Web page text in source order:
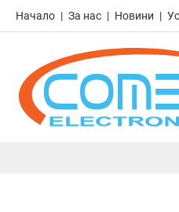
Начало За нас Новини